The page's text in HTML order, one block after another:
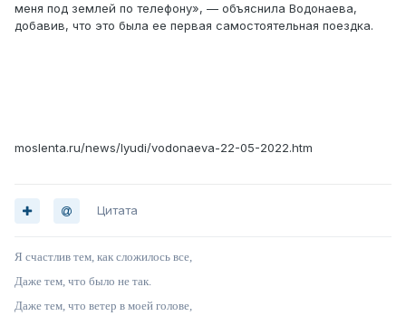
меня под землей по телефону», — объяснила Водонаева,
добавив, что это была ее первая самостоятельная поездка.
moslenta.ru/news/lyudi/vodonaeva-22-05-2022.htm
Цитата
Я счастлив тем, как сложилось все,
Даже тем, что было не так.
Даже тем, что ветер в моей голове,